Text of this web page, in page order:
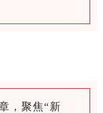
，聚焦“新